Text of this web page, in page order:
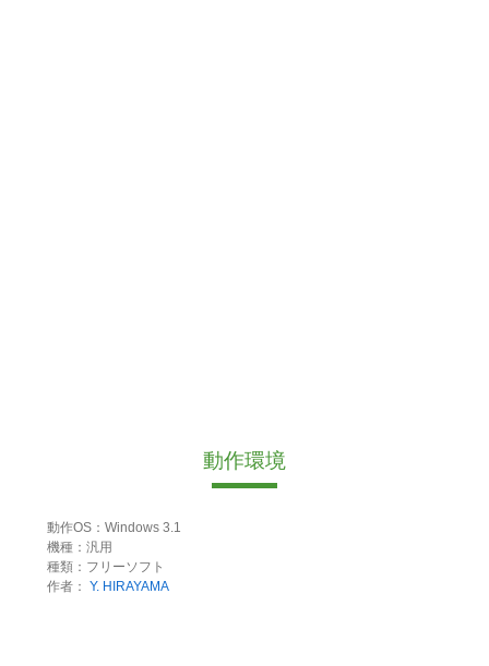
動作環境
動作OS：Windows 3.1
機種：汎用
種類：フリーソフト
作者： Y. HIRAYAMA